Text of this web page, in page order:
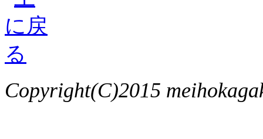
Copyright(C)2015